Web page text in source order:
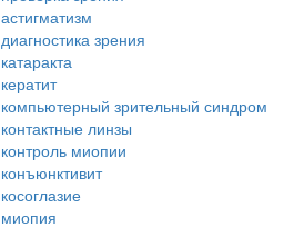
астигматизм
диагностика зрения
катаракта
кератит
компьютерный зрительный синдром
контактные линзы
контроль миопии
конъюнктивит
косоглазие
миопия